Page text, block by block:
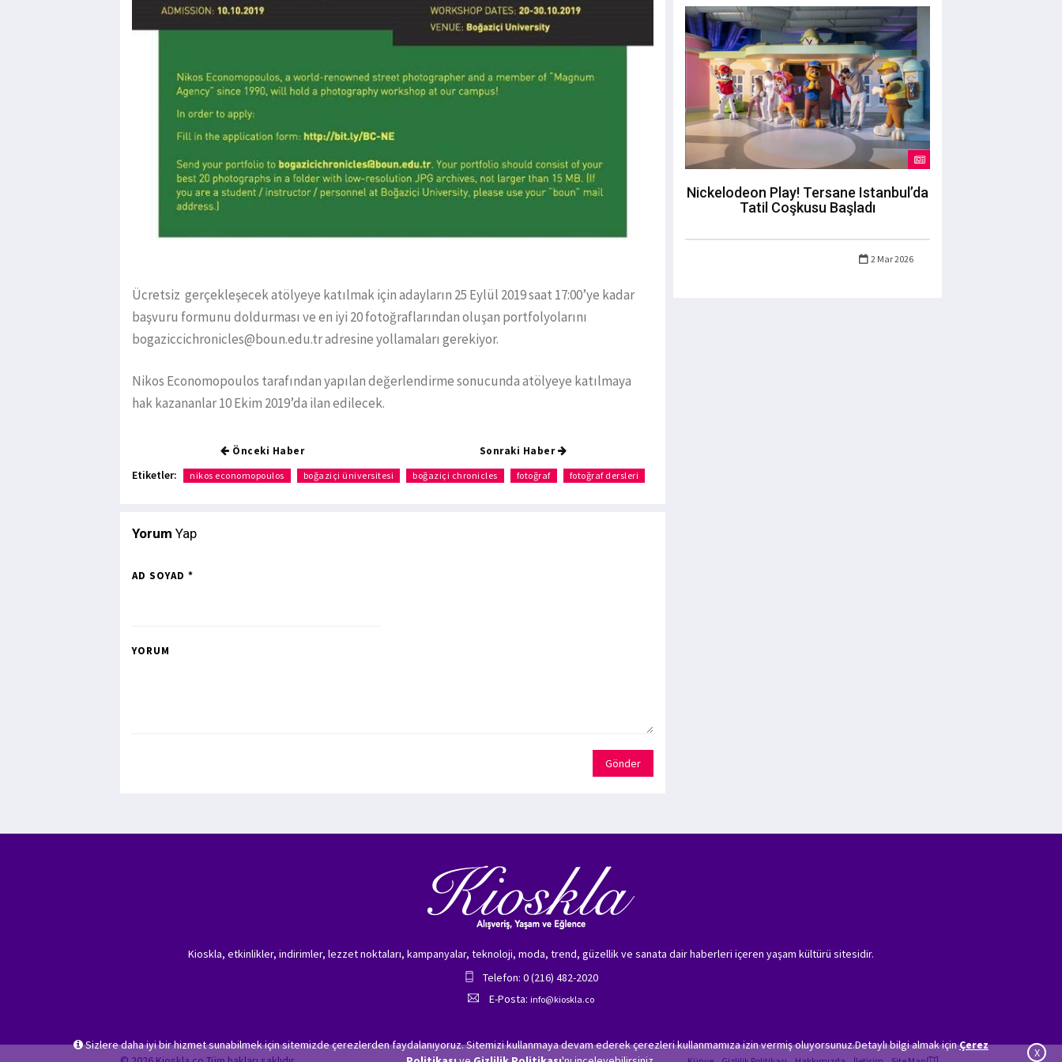
Ücretsiz gerçekleşecek atölyeye katılmak için adayların 25 Eylül 2019 saat 17:00’ye kadar
başvuru formunu doldurması ve en iyi 20 fotoğraflarından oluşan portfolyolarını
bogaziccichronicles@boun.edu.tr adresine yollamaları gerekiyor.
Nikos Economopoulos tarafından yapılan değerlendirme sonucunda atölyeye katılmaya
hak kazananlar 10 Ekim 2019’da ilan edilecek.
Önceki Haber Sonraki Haber
Etiketler: nikos economopoulos boğaziçi üniversitesi boğaziçi chronicles fotoğraf fotoğraf dersleri
Yorum Yap
AD SOYAD *
YORUM
Gönder
Nickelodeon Play! Tersane Istanbul’da
Tatil Coşkusu Başladı
2 Mar 2026
Sizlere daha iyi bir hizmet sunabilmek için sitemizde çerezlerden faydalanıyoruz. Sitemizi kullanmaya devam ederek çerezleri kullanmamıza izin vermiş oluyorsunuz.Detaylı bilgi almak içinÇerez
X
Kioskla, etkinlikler, indirimler, lezzet noktaları, kampanyalar, teknoloji, moda, trend, güzellik ve sanata dair haberleri içeren yaşam kültürü sitesidir.
Telefon: 0 (216) 482-2020
E-Posta: info@kioskla.co